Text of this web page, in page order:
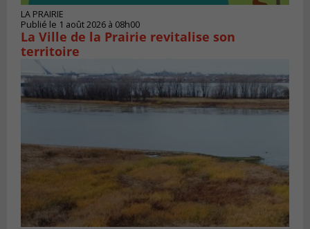
LA PRAIRIE
Publié le 1 août 2026 à 08h00
La Ville de la Prairie revitalise son
territoire